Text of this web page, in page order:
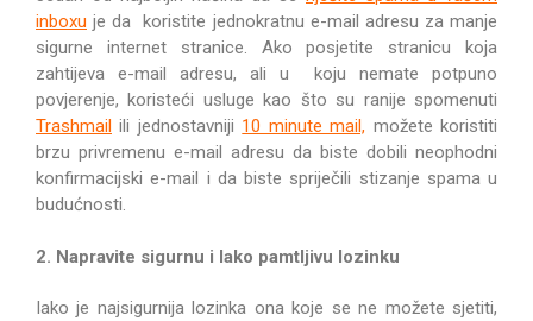
inboxu je da koristite jednokratnu e-mail adresu za manje
sigurne internet stranice. Ako posjetite stranicu koja
zahtijeva e-mail adresu, ali u koju nemate potpuno
povjerenje, koristeći usluge kao što su ranije spomenuti
Trashmail ili jednostavniji 10 minute mail, možete koristiti
brzu privremenu e-mail adresu da biste dobili neophodni
konfirmacijski e-mail i da biste spriječili stizanje spama u
budućnosti.
2. Napravite sigurnu i lako pamtljivu lozinku
Iako je najsigurnija lozinka ona koje se ne možete sjetiti,